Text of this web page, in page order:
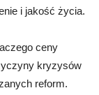
i jakość życia.
ceny
kryzysów
reform.